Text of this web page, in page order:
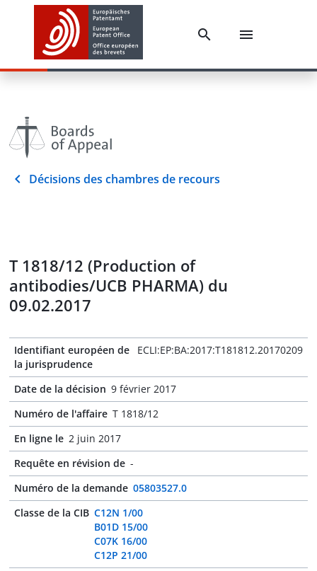
Décisions des chambres de recours
T 1818/12 (Production of
antibodies/UCB PHARMA) du
09.02.2017
Identifiant européen de
la jurisprudence
ECLI:EP:BA:2017:T181812.20170209
Date de la décision 9 février 2017
Numéro de l'affaire T 1818/12
En ligne le 2 juin 2017
Requête en révision de -
Numéro de la demande 05803527.0
Classe de la CIB C12N 1/00
B01D 15/00
C07K 16/00
C12P 21/00